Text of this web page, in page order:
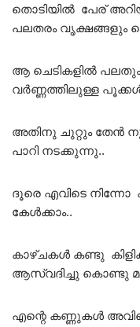
തൊടിയിൽ പേര്
പലതരം വൃക്ഷങ്ങളും
ആ ചെടികളിൽ
വർണ്ണത്തിലുള്ള
അതിനു ചുറ്റും തേൻ
പാറി നടക്കുന്നു..
ദൂരെ എവിടെ നിന്നോ
കേൾക്കാം..
കാഴ്ചകൾ കണ്ടു
ആസ്വദിച്ചു കൊണ്ടു
എന്റെ കണ്ണുകൾ